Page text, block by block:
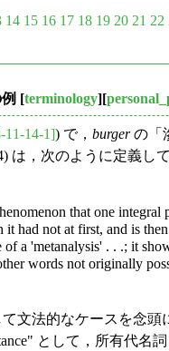
14 15 16 17 18 19 20 21 22
[terminology][
11-14-1]) で， burgerの「
は，次のように定義し
that one
had not at first, and is
of a 'metanalysis' . . .; it
words not originally
文法的なケースを念
として，所有代名